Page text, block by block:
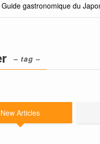
Guide gastronomique du
– tag –
New Articles